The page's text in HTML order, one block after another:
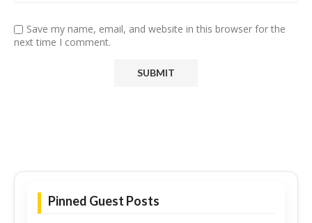
Save my name, email, and website in this browser for the
next time I comment.
Pinned Guest Posts